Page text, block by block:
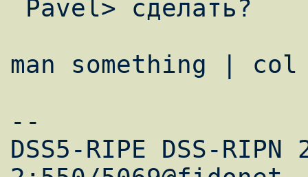
man something |
--
DSS5-RIPE DSS-